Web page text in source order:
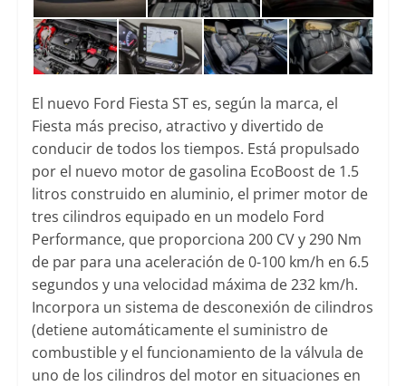
El nuevo Ford Fiesta ST es, según la marca, el
Fiesta más preciso, atractivo y divertido de
conducir de todos los tiempos. Está propulsado
por el nuevo motor de gasolina EcoBoost de 1.5
litros construido en aluminio, el primer motor de
tres cilindros equipado en un modelo Ford
Performance, que proporciona 200 CV y 290 Nm
de par para una aceleración de 0-100 km/h en 6.5
segundos y una velocidad máxima de 232 km/h.
Incorpora un sistema de desconexión de cilindros
(detiene automáticamente el suministro de
combustible y el funcionamiento de la válvula de
uno de los cilindros del motor en situaciones en